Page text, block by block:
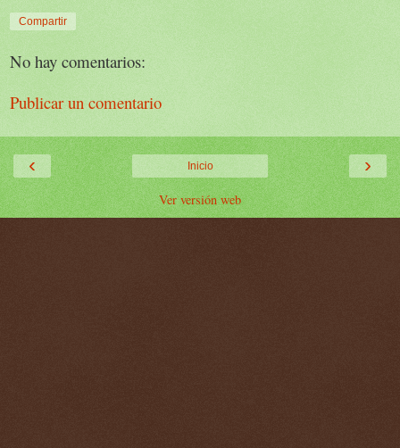
Compartir
No hay comentarios:
Publicar un comentario
‹ ›
Inicio
Ver versión web